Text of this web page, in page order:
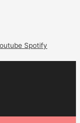
Spotify